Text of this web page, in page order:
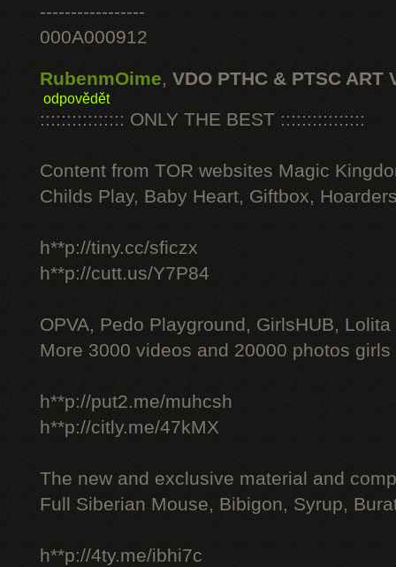
-----------------
000A000912
RubenmOime, VDO PTHC & PTSC ART
odpovědět
:::::::::::::::: ONLY THE BEST ::::::::::::::::
Content from TOR websites Magic
Childs Play, Baby Heart, Giftbox,
h**p://tiny.cc/sficzx
h**p://cutt.us/Y7P84
OPVA, Pedo Playground, GirlsHUB, Lolita
More 3000 videos and 20000 photos
h**p://put2.me/muhcsh
h**p://citly.me/47kMX
The new and exclusive material and
Full Siberian Mouse, Bibigon, Syrup,
h**p://4ty.me/ibhi7c